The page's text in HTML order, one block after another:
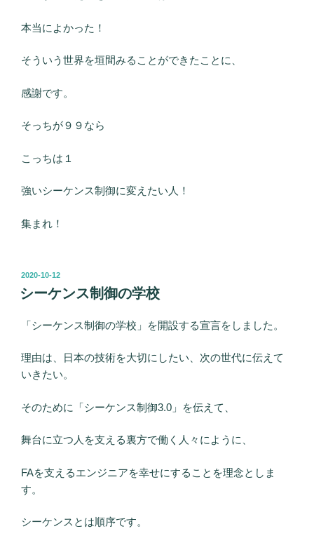
本当によかった！
そういう世界を垣間みることができたことに、
感謝です。
そっちが９９なら
こっちは１
強いシーケンス制御に変えたい人！
集まれ！
投
稿
日:
2020-10-12
シーケンス制御の学校
「シーケンス制御の学校」を開設する宣言をしました。
理由は、日本の技術を大切にしたい、次の世代に伝えて
いきたい。
そのために「シーケンス制御3.0」を伝えて、
舞台に立つ人を支える裏方で働く人々にように、
FAを支えるエンジニアを幸せにすることを理念としま
す。
シーケンスとは順序です。